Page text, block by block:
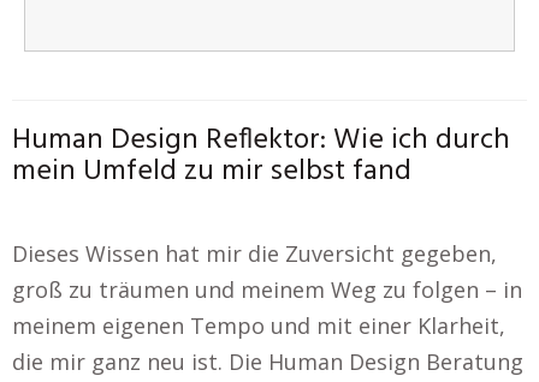
Human Design Reflektor: Wie ich durch
mein Umfeld zu mir selbst fand
Dieses Wissen hat mir die Zuversicht gegeben,
groß zu träumen und meinem Weg zu folgen – in
meinem eigenen Tempo und mit einer Klarheit,
die mir ganz neu ist. Die Human Design Beratung